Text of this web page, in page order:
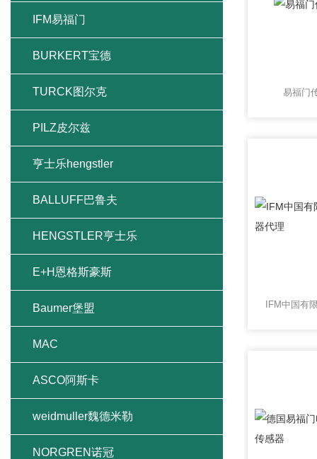
易福门
IFM易福门
BURKERT宝德
TURCK图尔克
PILZ皮尔兹
亨士乐hengstler
BALLUFF巴鲁夫
HENGSTLER亨士乐
E+H恩格斯豪斯
Baumer堡盟
MAC
ASCO阿斯卡
weidmuller魏德米勒
NORGREN诺冠